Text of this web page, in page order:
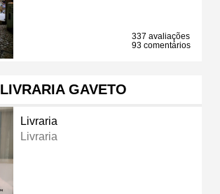
337 avaliações
93 comentários
LIVRARIA GAVETO
Livraria
Livraria